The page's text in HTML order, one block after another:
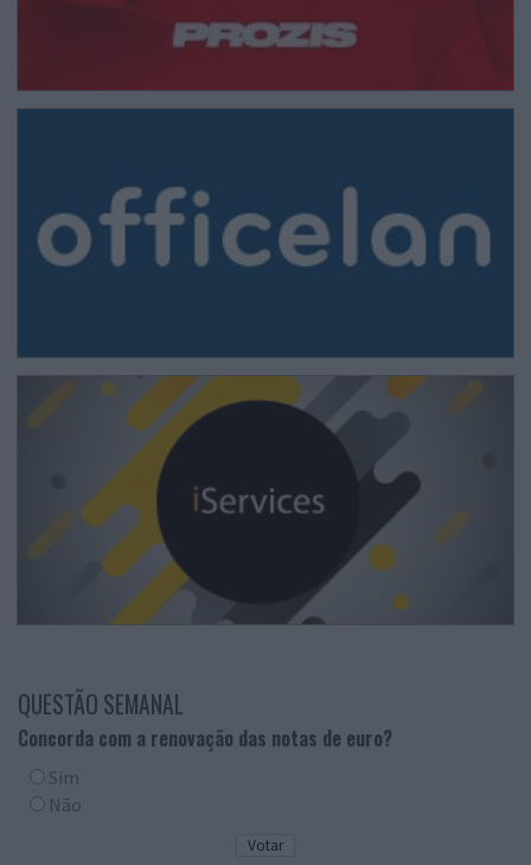
QUESTÃO SEMANAL
Concorda com a renovação das notas de euro?
Sim
Não